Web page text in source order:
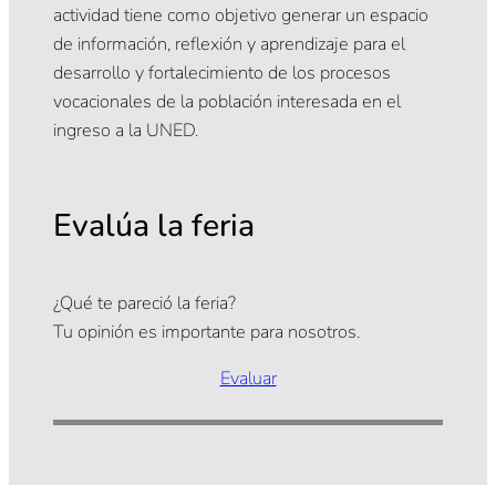
actividad tiene como objetivo generar un espacio
de información, reflexión y aprendizaje para el
desarrollo y fortalecimiento de los procesos
vocacionales de la población interesada en el
ingreso a la UNED.
Evalúa la feria
¿Qué te pareció la feria?
Tu opinión es importante para nosotros.
Evaluar